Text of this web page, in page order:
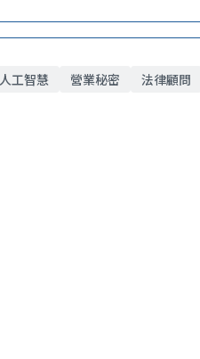
人工智慧 營業秘密 法律顧問